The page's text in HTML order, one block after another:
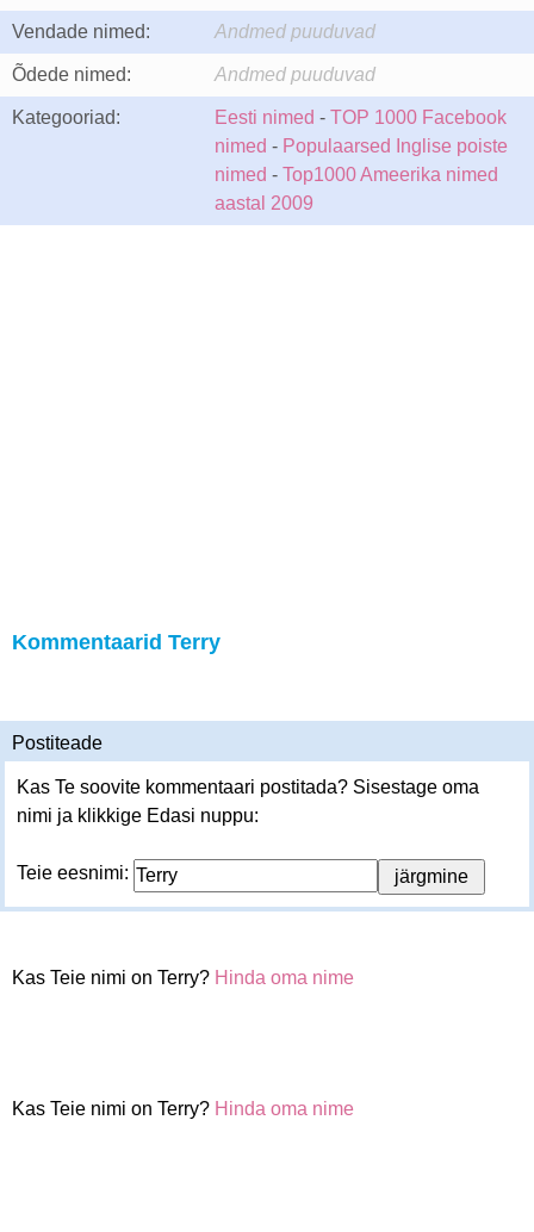
Vendade nimed: Andmed puuduvad
Õdede nimed: Andmed puuduvad
Kategooriad: Eesti nimed - TOP 1000 Facebook
nimed - Populaarsed Inglise poiste
nimed - Top1000 Ameerika nimed
aastal 2009
Kommentaarid Terry
Postiteade
Kas Te soovite kommentaari postitada? Sisestage oma
nimi ja klikkige Edasi nuppu:
Teie eesnimi:
Kas Teie nimi on Terry? Hinda oma nime
Kas Teie nimi on Terry? Hinda oma nime